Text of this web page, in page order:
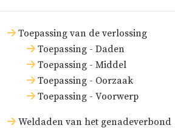
Toepassing van de verlossing
Toepassing - Daden
Toepassing - Middel
Toepassing - Oorzaak
Toepassing - Voorwerp
Weldaden van het genadeverbond
zijn om het goede te
2 Kor. 3:5,6;